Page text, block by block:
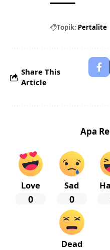
Topik: Pertalite
Share This
Article
Apa
Love
0
Sad
0
Dead